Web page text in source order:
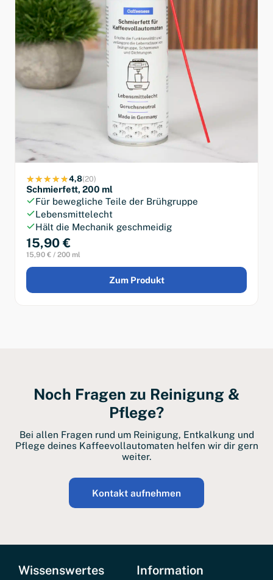
4,8(20)
Schmierfett, 200 ml
Für bewegliche Teile der Brühgruppe
Lebensmittelecht
Hält die Mechanik geschmeidig
15,90 €
15,90 € / 200 ml
Zum Produkt
Noch Fragen zu Reinigung &
Pflege?
Bei allen Fragen rund um Reinigung, Entkalkung und
Pflege deines Kaffeevollautomaten helfen wir dir gern
weiter.
Kontakt aufnehmen
Wissenswertes Information